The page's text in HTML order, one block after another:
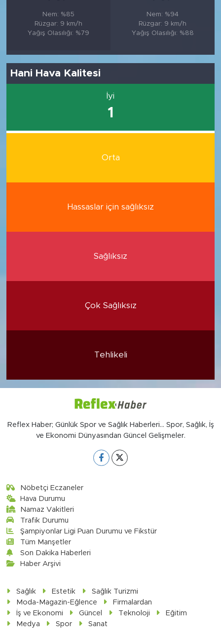
Nem: %85
Rüzgar: 9 km/h
Yağış Olasılığı: %79
Nem: %94
Rüzgar: 9 km/h
Yağış Olasılığı: %88
Hani Hava Kalitesi
İyi
1
Orta
Hassaslar için sağlıksız
Sağlıksız
Çok Sağlıksız
Tehlikeli
Reflex Haber; Günlük Spor ve Sağlık Haberleri... Spor, Sağlık, İş
ve Ekonomi Dünyasından Güncel Gelişmeler.
Nöbetçi Eczaneler
Hava Durumu
Namaz Vakitleri
Trafik Durumu
Şampiyonlar Ligi Puan Durumu ve Fikstür
Tüm Manşetler
Son Dakika Haberleri
Haber Arşivi
Sağlık Estetik
Sağlık Turizmi
Moda-Magazin-Eğlence
Firmalardan
İş ve Ekonomi
Güncel Teknoloji
Eğitim
Medya
Spor Sanat